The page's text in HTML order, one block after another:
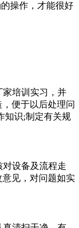
操作，才能很好
家培训实习，并
便于以后处理问
知识;制定有关规
设备及流程走
见，对问题如实